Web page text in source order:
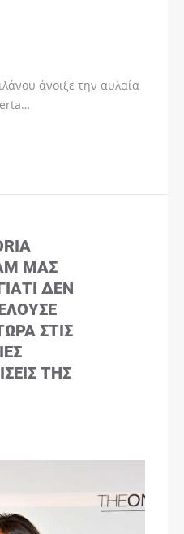
άνοιξε την αυλαία
ΜΑΣ
ΔΕΝ
ΣΤΙΣ
ΤΗΣ